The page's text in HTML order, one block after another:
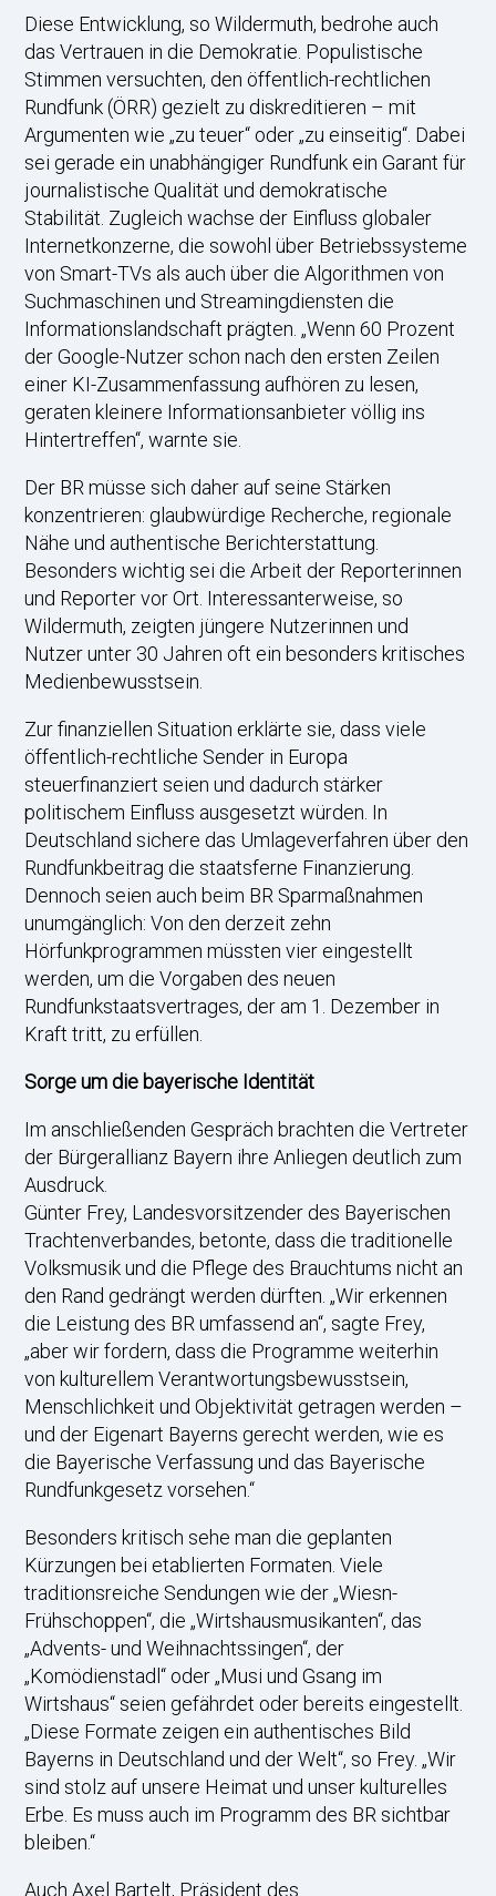
Diese Entwicklung, so Wildermuth, bedrohe auch
das Vertrauen in die Demokratie. Populistische
Stimmen versuchten, den öffentlich-rechtlichen
Rundfunk (ÖRR) gezielt zu diskreditieren – mit
Argumenten wie „zu teuer“ oder „zu einseitig“. Dabei
sei gerade ein unabhängiger Rundfunk ein Garant für
journalistische Qualität und demokratische
Stabilität. Zugleich wachse der Einfluss globaler
Internetkonzerne, die sowohl über Betriebssysteme
von Smart-TVs als auch über die Algorithmen von
Suchmaschinen und Streamingdiensten die
Informationslandschaft prägten. „Wenn 60 Prozent
der Google-Nutzer schon nach den ersten Zeilen
einer KI-Zusammenfassung aufhören zu lesen,
geraten kleinere Informationsanbieter völlig ins
Hintertreffen“, warnte sie.
Der BR müsse sich daher auf seine Stärken
konzentrieren: glaubwürdige Recherche, regionale
Nähe und authentische Berichterstattung.
Besonders wichtig sei die Arbeit der Reporterinnen
und Reporter vor Ort. Interessanterweise, so
Wildermuth, zeigten jüngere Nutzerinnen und
Nutzer unter 30 Jahren oft ein besonders kritisches
Medienbewusstsein.
Zur finanziellen Situation erklärte sie, dass viele
öffentlich-rechtliche Sender in Europa
steuerfinanziert seien und dadurch stärker
politischem Einfluss ausgesetzt würden. In
Deutschland sichere das Umlageverfahren über den
Rundfunkbeitrag die staatsferne Finanzierung.
Dennoch seien auch beim BR Sparmaßnahmen
unumgänglich: Von den derzeit zehn
Hörfunkprogrammen müssten vier eingestellt
werden, um die Vorgaben des neuen
Rundfunkstaatsvertrages, der am 1. Dezember in
Kraft tritt, zu erfüllen.
Sorge um die bayerische Identität
Im anschließenden Gespräch brachten die Vertreter
der Bürgerallianz Bayern ihre Anliegen deutlich zum
Ausdruck.
Günter Frey, Landesvorsitzender des Bayerischen
Trachtenverbandes, betonte, dass die traditionelle
Volksmusik und die Pflege des Brauchtums nicht an
den Rand gedrängt werden dürften. „Wir erkennen
die Leistung des BR umfassend an“, sagte Frey,
„aber wir fordern, dass die Programme weiterhin
von kulturellem Verantwortungsbewusstsein,
Menschlichkeit und Objektivität getragen werden –
und der Eigenart Bayerns gerecht werden, wie es
die Bayerische Verfassung und das Bayerische
Rundfunkgesetz vorsehen.“
Besonders kritisch sehe man die geplanten
Kürzungen bei etablierten Formaten. Viele
traditionsreiche Sendungen wie der „Wiesn-
Frühschoppen“, die „Wirtshausmusikanten“, das
„Advents- und Weihnachtssingen“, der
„Komödienstadl“ oder „Musi und Gsang im
Wirtshaus“ seien gefährdet oder bereits eingestellt.
„Diese Formate zeigen ein authentisches Bild
Bayerns in Deutschland und der Welt“, so Frey. „Wir
sind stolz auf unsere Heimat und unser kulturelles
Erbe. Es muss auch im Programm des BR sichtbar
bleiben.“
Auch Axel Bartelt, Präsident des